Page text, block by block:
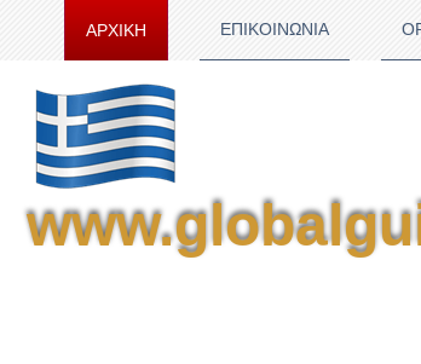
ΑΡΧΙΚΗ ΕΠΙΚΟΙΝΩΝΙΑ